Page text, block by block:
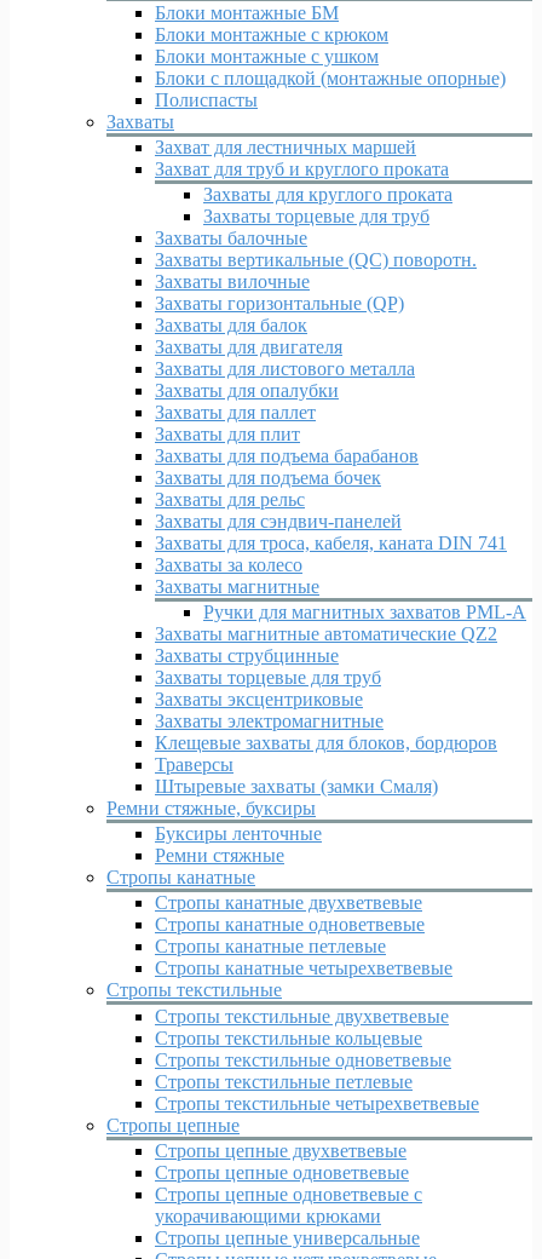
Блоки монтажные БМ
Блоки монтажные с крюком
Блоки монтажные с ушком
Блоки с площадкой (монтажные опорные)
Полиспасты
Захваты
Захват для лестничных маршей
Захват для труб и круглого проката
Захваты для круглого проката
Захваты торцевые для труб
Захваты балочные
Захваты вертикальные (QC) поворотн.
Захваты вилочные
Захваты горизонтальные (QP)
Захваты для балок
Захваты для двигателя
Захваты для листового металла
Захваты для опалубки
Захваты для паллет
Захваты для плит
Захваты для подъема барабанов
Захваты для подъема бочек
Захваты для рельс
Захваты для сэндвич-панелей
Захваты для троса, кабеля, каната DIN 741
Захваты за колесо
Захваты магнитные
Ручки для магнитных захватов PML-A
Захваты магнитные автоматические QZ2
Захваты струбцинные
Захваты торцевые для труб
Захваты эксцентриковые
Захваты электромагнитные
Клещевые захваты для блоков, бордюров
Траверсы
Штыревые захваты (замки Смаля)
Ремни стяжные, буксиры
Буксиры ленточные
Ремни стяжные
Стропы канатные
Стропы канатные двухветвевые
Стропы канатные одноветвевые
Стропы канатные петлевые
Стропы канатные четырехветвевые
Стропы текстильные
Стропы текстильные двухветвевые
Стропы текстильные кольцевые
Стропы текстильные одноветвевые
Стропы текстильные петлевые
Стропы текстильные четырехветвевые
Стропы цепные
Стропы цепные двухветвевые
Стропы цепные одноветвевые
Стропы цепные одноветвевые с
укорачивающими крюками
Стропы цепные универсальные